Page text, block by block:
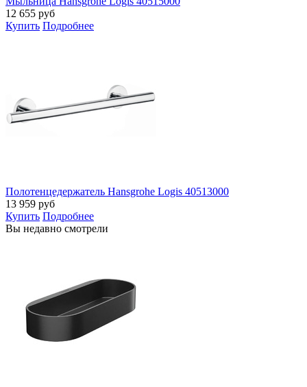
12 655 руб
Купить Подробнее
Полотенцедержатель Hansgrohe Logis 40513000
13 959 руб
Купить Подробнее
Вы недавно смотрели